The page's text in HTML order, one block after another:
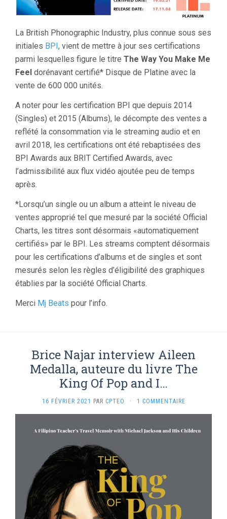
La British Phonographic Industry, plus connue sous ses
initiales BPI, vient de mettre à jour ses certifications
parmi lesquelles figure le titre The Way You Make Me
Feel dorénavant certifié* Disque de Platine avec la
vente de 600 000 unités.
A noter pour les certification BPI que depuis 2014
(Singles) et 2015 (Albums), le décompte des ventes a
reflété la consommation via le streaming audio et en
avril 2018, les certifications ont été rebaptisées des
BPI Awards aux BRIT Certified Awards, avec
l’admissibilité aux flux vidéo ajoutée peu de temps
après.
*Lorsqu’un single ou un album a atteint le niveau de
ventes approprié tel que mesuré par la société Official
Charts, les titres sont désormais «automatiquement
certifiés» par le BPI. Les streams comptent désormais
pour les certifications d’albums et de singles et sont
mesurés selon les règles d’éligibilité des graphiques
établies par la société Official Charts.
Merci Mj Beats pour l’info.
Brice Najar interview Aileen
Medalla, auteure du livre The
King Of Pop and I…
16 FÉVRIER 2021 PAR CPTEO · 1 COMMENTAIRE